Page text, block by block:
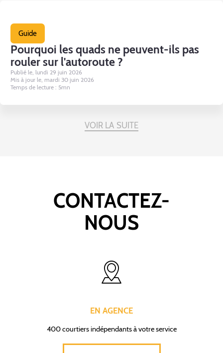
Guide
Pourquoi les quads ne peuvent-ils pas
rouler sur l'autoroute ?
Publié le, lundi 29 juin 2026
Mis à jour le, mardi 30 juin 2026
Temps de lecture : 5mn
VOIR LA SUITE
CONTACTEZ-
NOUS
EN AGENCE
400 courtiers indépendants à votre service